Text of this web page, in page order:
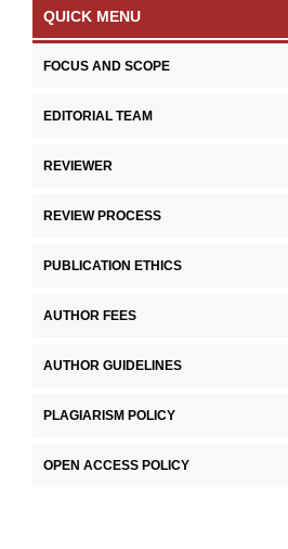
QUICK MENU
FOCUS AND SCOPE
EDITORIAL TEAM
REVIEWER
REVIEW PROCESS
PUBLICATION ETHICS
AUTHOR FEES
AUTHOR GUIDELINES
PLAGIARISM POLICY
OPEN ACCESS POLICY